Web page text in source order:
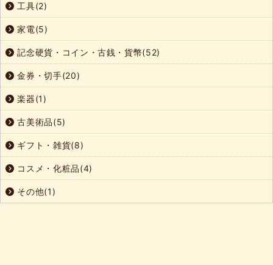
工具(2)
家電(5)
記念硬貨・コイン・古銭・貨幣(52)
金券・切手(20)
楽器(1)
古美術品(5)
ギフト・雑貨(8)
コスメ・化粧品(4)
その他(1)